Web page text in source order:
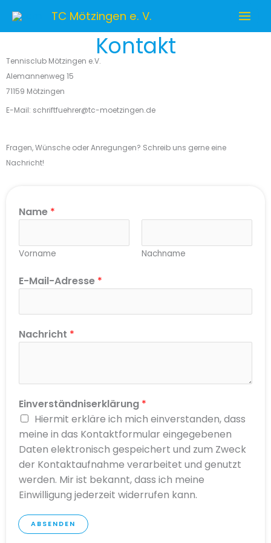
Inhalt
TC Mötzingen e. V.
Kontakt
Tennisclub Mötzingen e.V.
Alemannenweg 15
71159 Mötzingen
E-Mail: schriftfuehrer@tc-moetzingen.de
Fragen, Wünsche oder Anregungen? Schreib uns gerne eine
Nachricht!
Name *
Vorname Nachname
E-Mail-Adresse *
Nachricht *
Einverständniserklärung *
Hiermit erkläre ich mich einverstanden, dass
meine in das Kontaktformular eingegebenen
Daten elektronisch gespeichert und zum Zweck
der Kontaktaufnahme verarbeitet und genutzt
werden. Mir ist bekannt, dass ich meine
Einwilligung jederzeit widerrufen kann.
ABSENDEN